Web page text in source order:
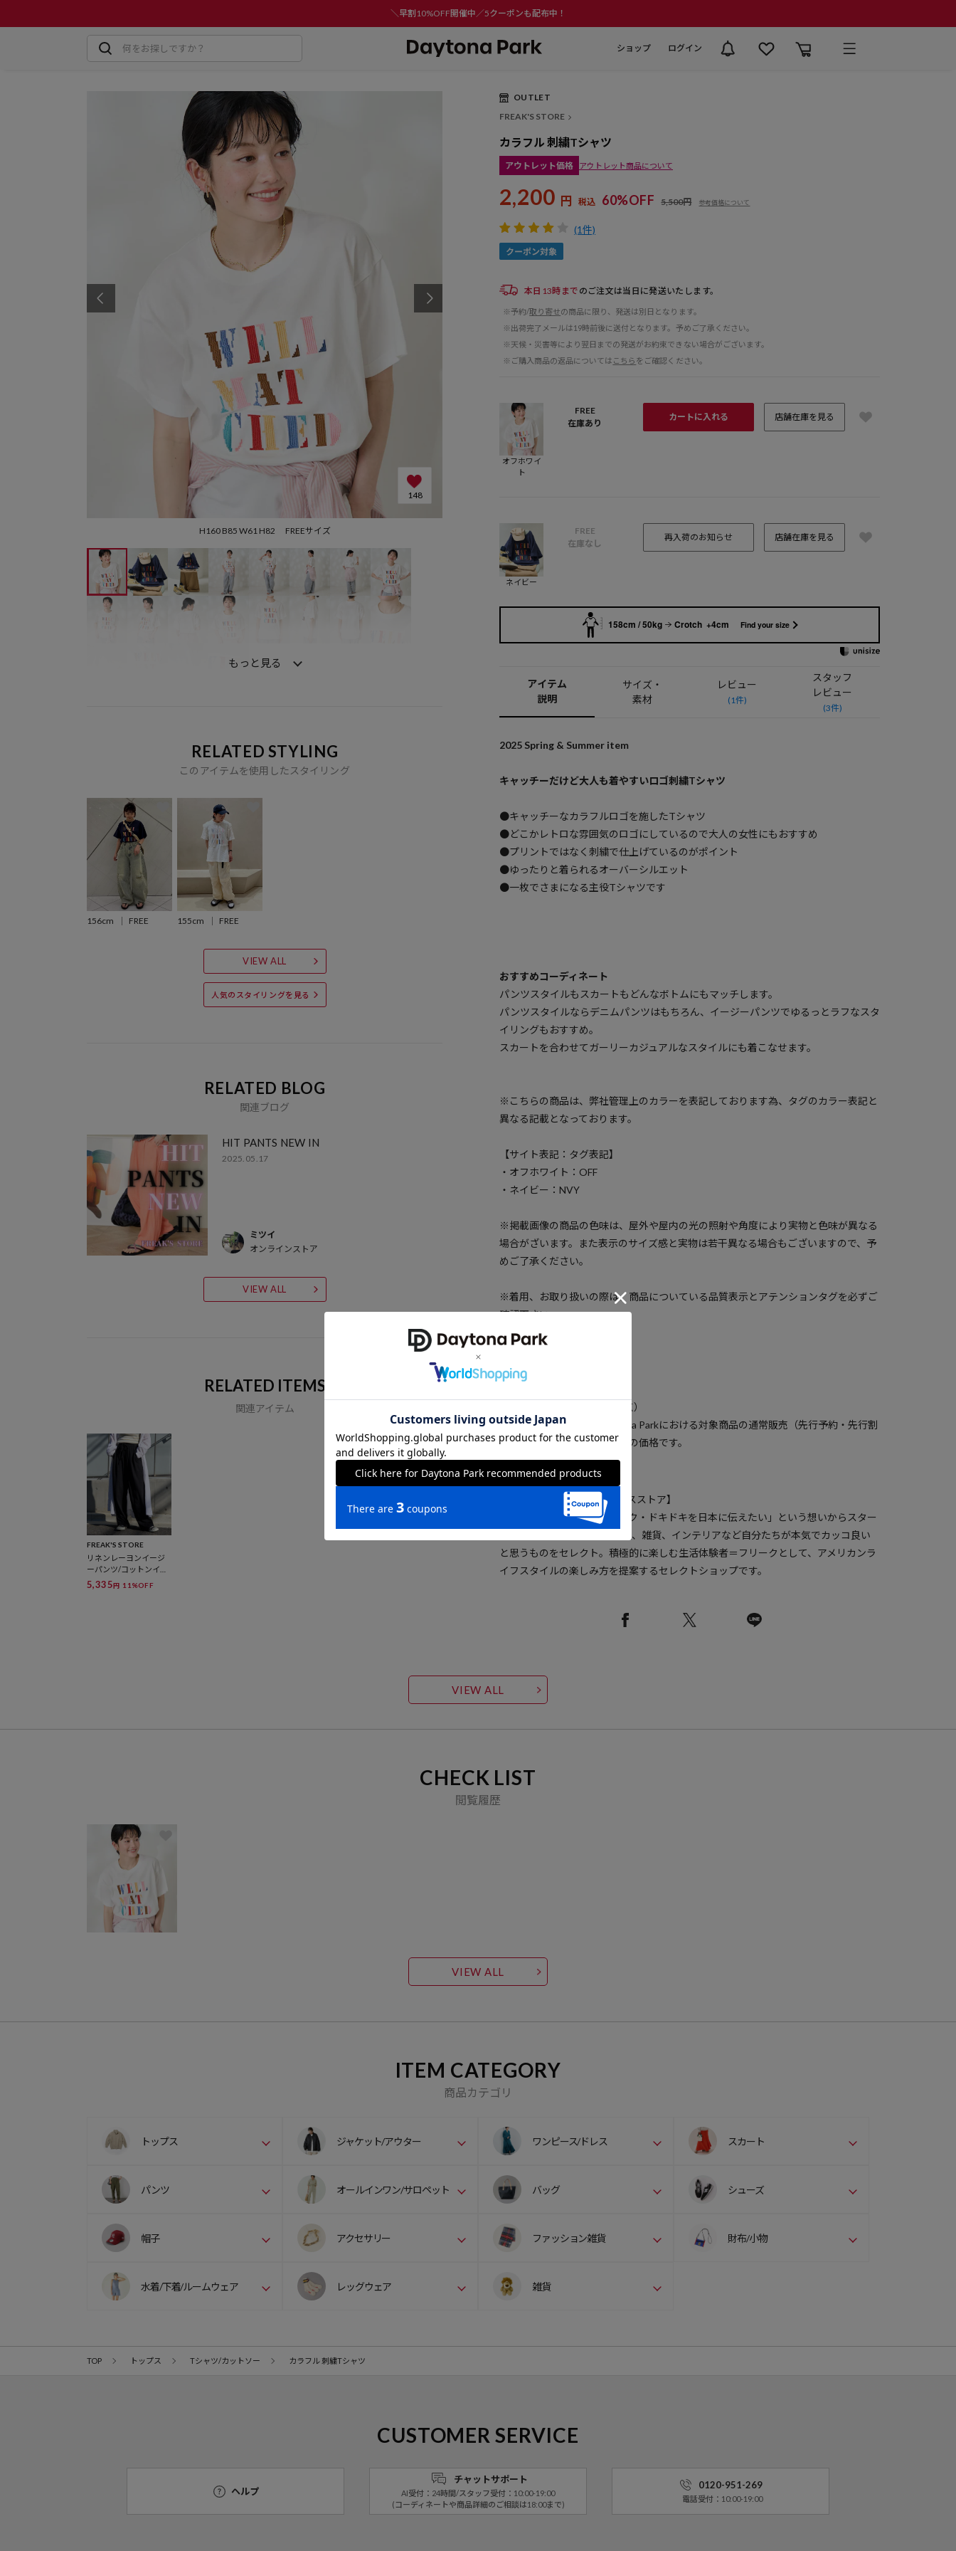
＼早割10%OFF開催中／5クーポンも配布中！
ショップ ログイン
H160 B85 W61 H82 FREEサイズ ネイビー：NVY
148
もっと見る
RELATED STYLING
このアイテムを使用したスタイリング
156cm FREE 155cm FREE
VIEW ALL
人気のスタイリングを見る
RELATED BLOG
関連ブログ
HIT PANTS NEW IN
2025.05.17
ミツイ
オンラインストア
VIEW ALL
RELATED ITEMS
関連アイテム
FREAK'S STORE
リネンレーヨンイージ
ーパンツ/コットンイー
ジーパンツ
5,335円 11%OFF
OUTLET
FREAK'S STORE
カラフル 刺繍Tシャツ
アウトレット価格 アウトレット商品について
2,200 円 税込 60%OFF 5,500円 参考価格について
(1件)
本日13時まで のご注文は当日に発送いたします。
※予約/取り寄せの商品に限り、発送は別日となります。
※出荷完了メールは19時前後に送付となります。予めご了承ください。
※天候・災害等により翌日までの発送がお約束できない場合がございます。
※ご購入商品の返品については こちら をご確認ください。
オフホワイ
ト
FREE
在庫あり
カートに入れる 店舗在庫を見る
ネイビー
FREE
在庫なし
再入荷のお知らせ 店舗在庫を見る
158cm / 50kg Crotch +4cm Find your size
アイテム
説明
サイズ・
素材
レビュー
(1件)
スタッフ
レビュー
(3件)
2025 Spring & Summer item
キャッチーだけど大人も着やすいロゴ刺繍Tシャツ
●キャッチーなカラフルロゴを施したTシャツ
●どこかレトロな雰囲気のロゴにしているので大人の女性にもおすすめ
●プリントではなく刺繍で仕上げているのがポイント
●ゆったりと着られるオーバーシルエット
●一枚でさまになる主役Tシャツです
おすすめコーディネート
パンツスタイルもスカートもどんなボトムにもマッチします。
パンツスタイルならデニムパンツはもちろん、イージーパンツでゆるっとラフなスタ
イリングもおすすめ。
スカートを合わせてガーリーカジュアルなスタイルにも着こなせます。
※こちらの商品は、弊社管理上のカラーを表記しております為、タグのカラー表記と
異なる記載となっております。
【サイト表記：タグ表記】
・オフホワイト：OFF
・ネイビー：NVY
※掲載画像の商品の色味は、屋外や屋内の光の照射や角度により実物と色味が異なる
場合がざいます。また表示のサイズ感と実物は若干異なる場合もございますので、予
めご了承ください。
※着用、お取り扱いの際は、商品についている品質表示とアテンションタグを必ずご
確認下さい。
参考価格
円（2025年4月22日時点）
※「参考価格」とは、Daytona Parkにおける対象商品の通常販売（先行予約・先行割
引は含まれません）開始時点の価格です。
ブランド説明
【FREAK'S STORE/フリークスストア】
「アメリカの豊かさとワクワク・ドキドキを日本に伝えたい」という想いからスター
ト。1986年の創業以来、洋服、雑貨、インテリアなど自分たちが本気でカッコ良い
と思うものをセレクト。積極的に楽しむ生活体験者＝フリークとして、アメリカンラ
イフスタイルの楽しみ方を提案するセレクトショップです。
VIEW ALL
CHECK LIST
閲覧履歴
VIEW ALL
ITEM CATEGORY
商品カテゴリ
トップス ジャケット/アウター ワンピース/ドレス スカート
パンツ オールインワン/サロペット バッグ シューズ
帽子 アクセサリー ファッション雑貨 財布/小物
水着/下着/ルームウェア レッグウェア 雑貨
TOP トップス Tシャツ/カットソー カラフル 刺繍Tシャツ
CUSTOMER SERVICE
ヘルプ
チャットサポート
AI受付：24時間/スタッフ受付：10:00-19:00
(コーディネートや商品詳細のご相談は18:00まで)
0120-951-269
電話受付：10:00-19:00